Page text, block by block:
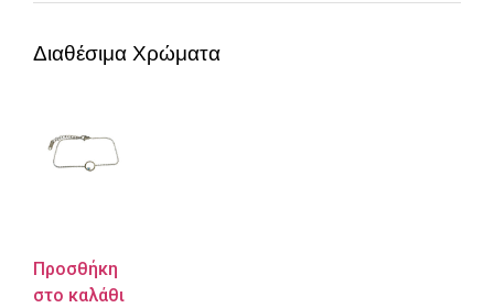
Διαθέσιμα Χρώματα
Προσθήκη
στο καλάθι